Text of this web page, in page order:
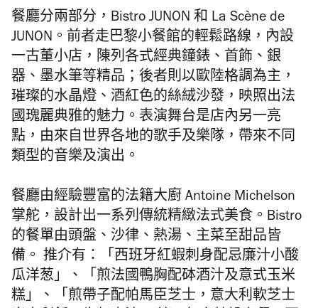
餐廳分兩部分，Bistro JUNON 和 La Scène de
JUNON 。前者走巴黎小餐館的輕鬆路線，內設
一古董小店，陳列各式經典鐘錶、首飾、銀
器、墨水筆等精品；後者則以歐陸格調為主，
璀璨的水晶燈、酒紅色的絲絨沙發，映照出法
國瑰麗典雅的魅力。表演舞台是店內另一亮
點，由來自世界各地的歌手及樂隊，帶來不同
類型的音樂及演出。
餐廳由經驗豐富的法籍大廚 Antoine Michelson
掌舵，設計出一系列傳統精緻法式美食。Bistro
的餐單由頭盤、沙律、熱湯、主菜至甜品皆
備。 推介有：「西班牙紅蝦刺身配忌廉汁小酸
瓜洋葱」、「煎法國鴨胸配砵酒汁及意式玉米
糕」、「煎帶子配帕馬臣芝士，意大利軟芝士